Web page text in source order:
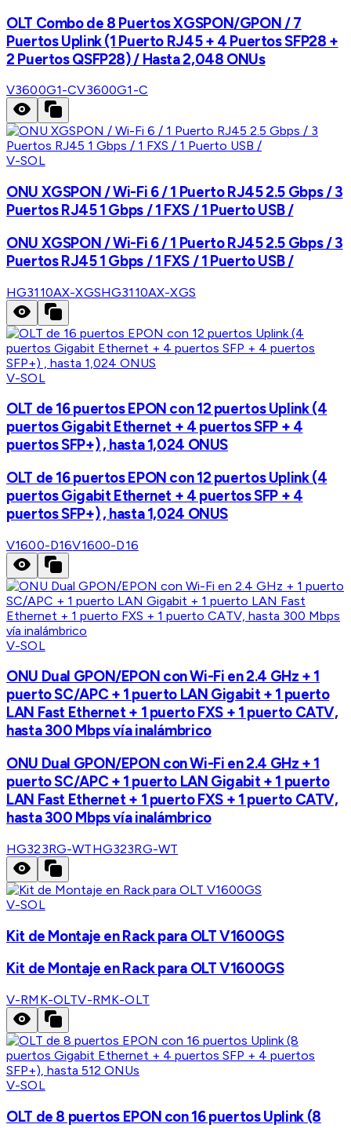
OLT Combo de 8 Puertos XGSPON/GPON / 7
Puertos Uplink (1 Puerto RJ45 + 4 Puertos SFP28 +
2 Puertos QSFP28) / Hasta 2,048 ONUs
V3600G1-CV3600G1-C
V-SOL
ONU XGSPON / Wi-Fi 6 / 1 Puerto RJ45 2.5 Gbps / 3
Puertos RJ45 1 Gbps / 1 FXS / 1 Puerto USB /
ONU XGSPON / Wi-Fi 6 / 1 Puerto RJ45 2.5 Gbps / 3
Puertos RJ45 1 Gbps / 1 FXS / 1 Puerto USB /
HG3110AX-XGSHG3110AX-XGS
V-SOL
OLT de 16 puertos EPON con 12 puertos Uplink (4
puertos Gigabit Ethernet + 4 puertos SFP + 4
puertos SFP+) , hasta 1,024 ONUS
OLT de 16 puertos EPON con 12 puertos Uplink (4
puertos Gigabit Ethernet + 4 puertos SFP + 4
puertos SFP+) , hasta 1,024 ONUS
V1600-D16V1600-D16
V-SOL
ONU Dual GPON/EPON con Wi-Fi en 2.4 GHz + 1
puerto SC/APC + 1 puerto LAN Gigabit + 1 puerto
LAN Fast Ethernet + 1 puerto FXS + 1 puerto CATV,
hasta 300 Mbps vía inalámbrico
ONU Dual GPON/EPON con Wi-Fi en 2.4 GHz + 1
puerto SC/APC + 1 puerto LAN Gigabit + 1 puerto
LAN Fast Ethernet + 1 puerto FXS + 1 puerto CATV,
hasta 300 Mbps vía inalámbrico
HG323RG-WTHG323RG-WT
V-SOL
Kit de Montaje en Rack para OLT V1600GS
Kit de Montaje en Rack para OLT V1600GS
V-RMK-OLTV-RMK-OLT
V-SOL
OLT de 8 puertos EPON con 16 puertos Uplink (8